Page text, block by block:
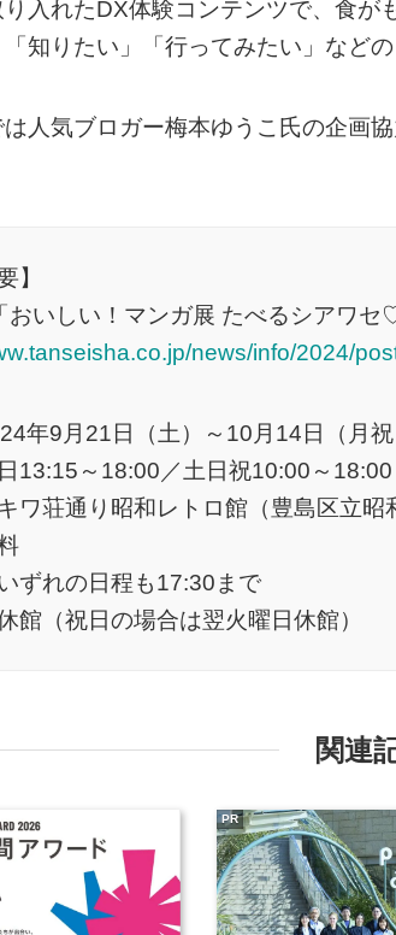
入れたDX体験コンテンツで、食が
「知りたい」「行ってみたい」など
人気ブロガー梅本ゆうこ氏の企画
】
おいしい！マンガ展 たべるシアワセ
news/info/2024/
年9月21日（土）～10月14日（月祝
13:15～18:00／土日祝10:00～18:00
ワ荘通り昭和レトロ館（豊島区立
ずれの日程も17:30まで
館（祝日の場合は翌火曜日休館）
関連
PR